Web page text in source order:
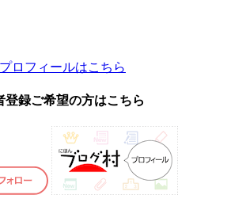
ロフィールはこちら
録ご希望の方はこちら